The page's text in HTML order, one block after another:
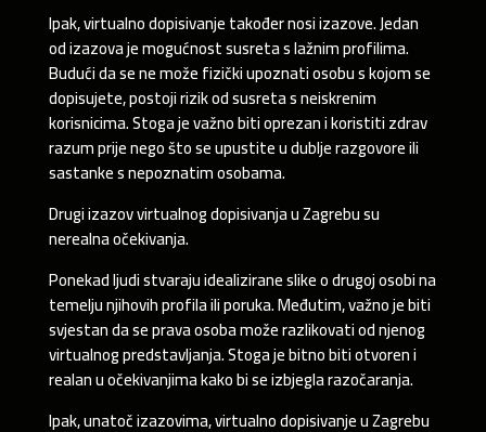
Ipak, virtualno dopisivanje također nosi izazove. Jedan
od izazova je mogućnost susreta s lažnim profilima.
Budući da se ne može fizički upoznati osobu s kojom se
dopisujete, postoji rizik od susreta s neiskrenim
korisnicima. Stoga je važno biti oprezan i koristiti zdrav
razum prije nego što se upustite u dublje razgovore ili
sastanke s nepoznatim osobama.
Drugi izazov virtualnog dopisivanja u Zagrebu su
nerealna očekivanja.
Ponekad ljudi stvaraju idealizirane slike o drugoj osobi na
temelju njihovih profila ili poruka. Međutim, važno je biti
svjestan da se prava osoba može razlikovati od njenog
virtualnog predstavljanja. Stoga je bitno biti otvoren i
realan u očekivanjima kako bi se izbjegla razočaranja.
Ipak, unatoč izazovima, virtualno dopisivanje u Zagrebu